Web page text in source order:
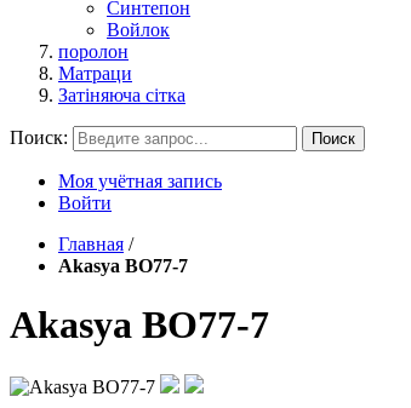
Синтепон
Войлок
поролон
Матраци
Затіняюча сітка
Поиск: Поиск
Моя учётная запись
Войти
Главная /
Akasya ВО77-7
Akasya ВО77-7